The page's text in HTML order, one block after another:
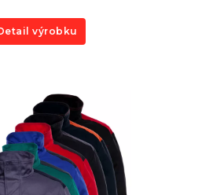
výrobku